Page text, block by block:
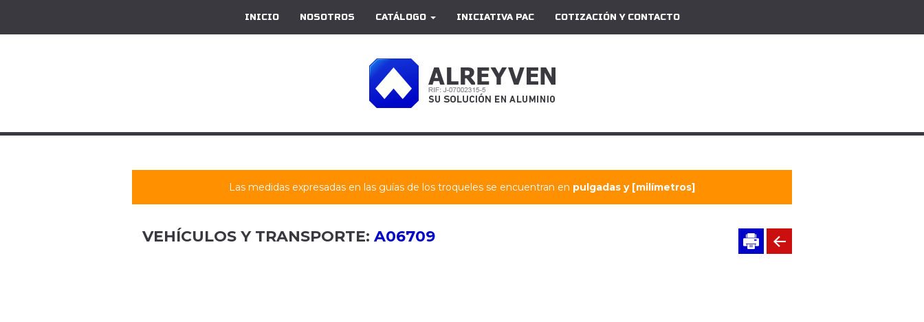
INICIO NOSOTROS CATÁLOGO INICIATIVA PAC COTIZACIÓN Y CONTACTO
Las medidas expresadas en las guías de los troqueles se encuentran en pulgadas y [milímetros]
VEHÍCULOS Y TRANSPORTE: A06709